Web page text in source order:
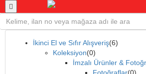
İkinci El ve Sıfır Alışveriş(6)
Koleksiyon(0)
İmzalı Ürünler &